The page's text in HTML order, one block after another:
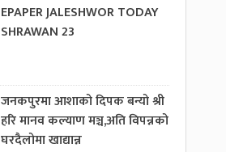
EPAPER JALESHWOR TODAY
SHRAWAN 23
जनकपुरमा आशाको दिपक बन्यो श्री
हरि मानव कल्याण मञ्च,अति विपन्नको
घरदैलोमा खाद्यान्न